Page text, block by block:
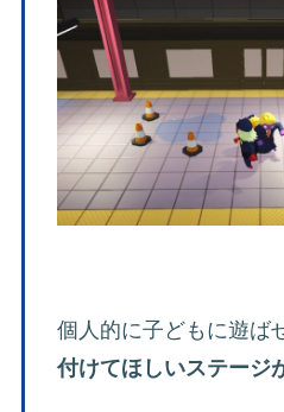
個人的に子どもに遊ば
付けてほしいステージ